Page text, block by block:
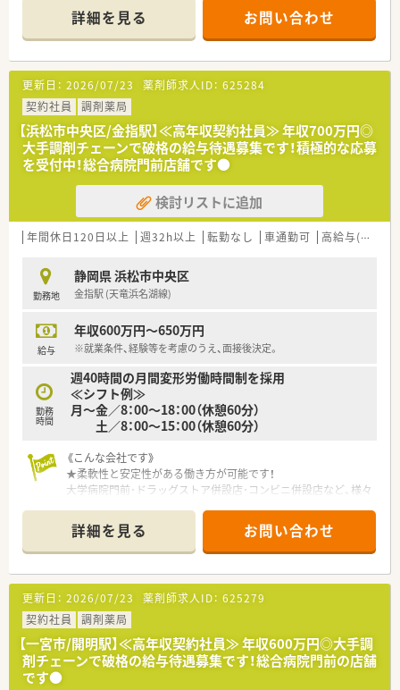
業です。
「調剤業界」で初めて「M&A」をスタートした会社なので非常に
「M&A」を得意としている会社です。
「自宅通勤」「狭域エリア」「広域エリア」「全国コース」とライフス
タイルに合わせて4つの勤務コースから選択する事が出来ます
（コースにより給与額に差があり）。
地域毎（店舗毎）に手当が支給されるので稼ぎたい方は、手当が厚
い地域（北海道・沖縄県は特に高く設定されてます）を希望する事
も可能です。
★現場主義の社風です！
患者さま一人ひとりとしっかり向きあって服薬指導をしたいと
いう現場の想いと立ち仕事が多い薬剤師の身体の負担を減らし
たいという会社の想いから「座りカウンター」を積極的に導入し
ています。
調剤が出来る環境が整っています。
DI委員会への参加によって、現場の意見を反映させたジェネリッ
クの選定等に関わる事ができます。
★薬剤師として成長出来る環境があります！
約26年前から在宅・施設業務に取り組んで来た経験･実績を活か
「機能性のあるアロマ」や「医療用サプリメント」を活用した予防
医療にも携わる事が可能です。
より高度な知識を学びたい方という方には、大学病院の敷地内へ
も薬局を出店しており、病院と連携し病院研修を実施しており
つける事が出来る様にサポートしてくれます。
キャリアアップについても個人の志向に合わせた「マネジメント
キャリア（エリア長⇒SV⇒支店長⇒支社長）」と「スペシャリスト
キャリア（専門認定を極めていく）」の2つコースが用意されてい
ます。
★充実した福利厚生で長期就業をサポート！
薬剤師資格以外の資格に対しても手当を支給（アロマテラピー検
定、かかりつけ薬剤師など）。
病気やケガなどで働けないときの生活費をサポート「LTD（保
険）」に会社が加入してくれます。
「自宅通勤コース」且つ賃貸物件に居住されている方は、住宅手
当「20,000～40,000円」を支給。
産休･育休の取得率100%、復帰率96%と女性の方が安心して復
詳細を見る お問い合わせ
更新日： 2026/07/23 薬剤師求人ID： 625284
契約社員
調剤薬局
【浜松市中央区/金指駅】≪高年収契約社員≫ 年収700万円◎
大手調剤チェーンで破格の給与待遇募集です！積極的な応募
を受付中！総合病院門前店舗です●
検討リストに追加
年間休日120日以上 週32h以上 転勤なし 車通勤可 高給与(600万円以上)
勤務地
静岡県 浜松市中央区
金指駅 (天竜浜名湖線)
給与
年収600万円～650万円
※就業条件、経験等を考慮のうえ、面接後決定。
勤務
時間
週40時間の月間変形労働時間制を採用
≪シフト例≫
月～金／8：00～18：00（休憩60分）
土／8：00～15：00（休憩60分）
《こんな会社です》
★柔軟性と安定性がある働き方が可能です！
大学病院門前･ドラッグストア併設店･コンビニ併設店など、様々
業です。
「調剤業界」で初めて「M&A」をスタートした会社なので非常に
「M&A」を得意としている会社です。
「自宅通勤」「狭域エリア」「広域エリア」「全国コース」とライフス
タイルに合わせて4つの勤務コースから選択する事が出来ます
（コースにより給与額に差があり）。
地域毎（店舗毎）に手当が支給されるので稼ぎたい方は、手当が厚
い地域（北海道・沖縄県は特に高く設定されてます）を希望する事
も可能です。
詳細を見る お問い合わせ
更新日： 2026/07/23 薬剤師求人ID： 625279
契約社員
調剤薬局
【一宮市/開明駅】≪高年収契約社員≫ 年収600万円◎大手調
剤チェーンで破格の給与待遇募集です！総合病院門前の店舗
です●